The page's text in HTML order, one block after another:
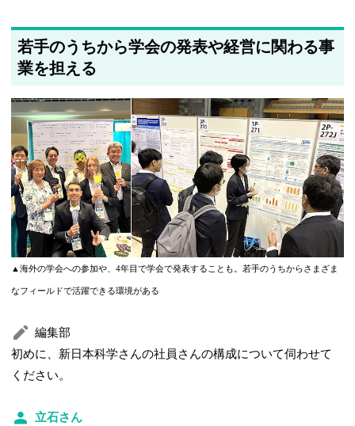
若手のうちから学会の発表や経営に関わる事
業を担える
▲海外の学会への参加や、4年目で学会で発表することも。若手のうちからさまざま
なフィールドで活躍できる環境がある
編集部
初めに、新日本科学さんの社員さんの構成について伺わせて
ください。
立石さん